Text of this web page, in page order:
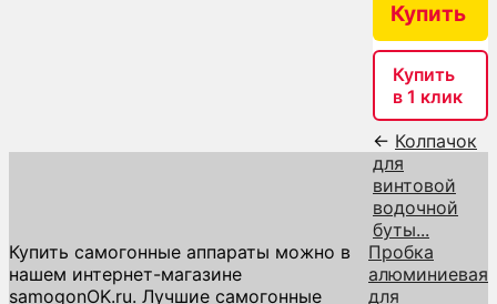
Купить
Купить
в 1 клик
← Колпачок
для
винтовой
водочной
буты...
Пробка
алюминиевая
для
Купить самогонные аппараты можно в
нашем интернет-магазине
samogonOK.ru. Лучшие самогонные